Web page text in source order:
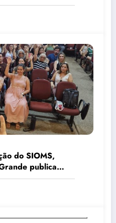
do SIOMS,
publica
de cirurgiões-